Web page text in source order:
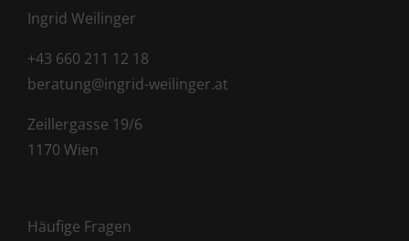
Ingrid Weilinger
+43 660 211 12 18
beratung@ingrid-weilinger.at
Zeillergasse 19/6
1170 Wien
Häufige Fragen